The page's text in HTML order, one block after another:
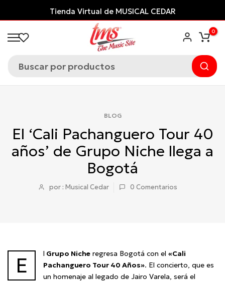
al
contenido
Tienda Virtual de MUSICAL CEDAR
0
BLOG
El ‘Cali Pachanguero Tour 40
años’ de Grupo Niche llega a
Bogotá
por : Musical Cedar 0 Comentarios
E l Grupo Niche regresa Bogotá con el «Cali
Pachanguero Tour 40 Años». El concierto, que es
un homenaje al legado de Jairo Varela, será el